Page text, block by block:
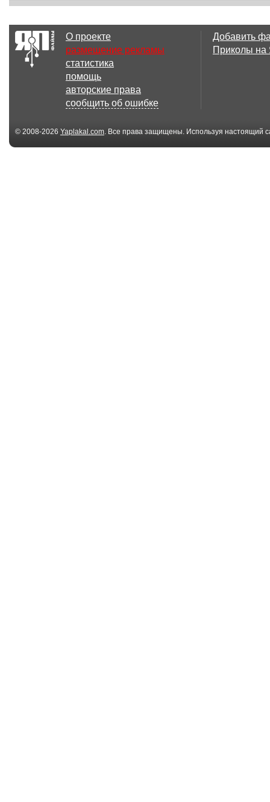
О проекте
размещение рекламы
статистика
помощь
авторские права
сообщить об ошибке
Добавить
Приколы
© 2008-2026 Yaplakal.com. Все права защищены. Используя настоящий